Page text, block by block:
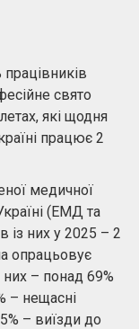
свято
які щодня
працює 2
медичної
(ЕМД та
них у 2025 – 2
опрацьовує
них – понад 69%
– нещасні
– виїзди до